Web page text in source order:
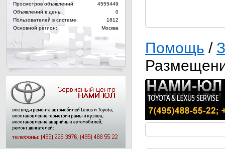
Помощь /
Просмотров объявлений:
4555449
Объявлений в день:
0
Пользователей в системе:
1812
Основной регион:
Москва